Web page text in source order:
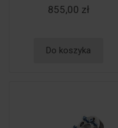
855,00 zł
Do koszyka